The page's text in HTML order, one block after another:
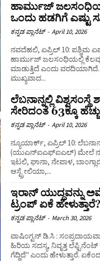
ಹಾರ್ಮುಜ್
ಒಂದು ಹಡಗಿಗೆ ಎಷ್ಟು
ಕನ್ನಡ ಪ್ಲಾನೆಟ್ - April 10, 2026
ನವದೆಹಲಿ, ಏಪ್ರಿಲ್ 10: ಪಶ್ಚಿಮ
ಹಾರ್ಮುಜ್ ಜಲಸಂಧಿಯಲ್ಲಿ
ಮಾಡುತ್ತಿದೆ ಎಂದು ವರದಿಯಾಗಿದೆ. ಹಾರ್ಮುಜ್ ಜಲಸಂಧಿ ವಿಶ್ವದ ಅತ್ಯಂತ
ಮುಖ್ಯವಾದ...
ಲೆಬನಾನ್ನಲ್ಲಿ
ಸೇರಿದಂತೆ 63ಕ್ಕೂ
ಕನ್ನಡ ಪ್ಲಾನೆಟ್ - April 10, 2026
ನ್ಯೂಯಾರ್ಕ್, ಏಪ್ರಿಲ್ 10:
(ಯುಎನ್‌ಐಎಫ್‌ಐಎಲ್) ಮೇಲೆ ನಡೆದ
ಇಟಲಿ, ಘಾನಾ, ನೇಪಾಳ,
ಆಸ್ಟ್ರೇಲಿಯಾ,...
ಇರಾನ್ ಯುದ್ಧವನ್ನು
ಟ್ರಂಪ್ ಏಕೆ ಹೇಳುತ್ತಾರೆ?
ಕನ್ನಡ ಪ್ಲಾನೆಟ್ - March 30, 2026
ವಾಷಿಂಗ್ಟನ್‌ ಡಿ.ಸಿ :
ಹಿರಿಯ ಸದಸ್ಯ, ನಿವೃತ್ತ
ಗೆದ್ದಿದೆ" ಎಂದು ಹೇಳುತ್ತಾರೆ.